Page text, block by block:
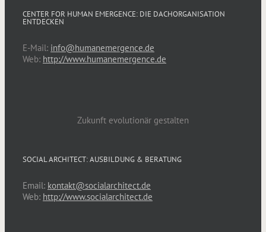
CENTER FOR HUMAN EMERGENCE: DIE DACHORGANISATION
ENTDECKEN
E-Mail: info@humanemergence.de
Web: http://www.humanemergence.de
Zukunft evolutionär gestalten
SOCIAL ARCHITECT: AUSBILDUNG & BERATUNG
Email: kontakt@socialarchitect.de
Web: http://www.socialarchitect.de